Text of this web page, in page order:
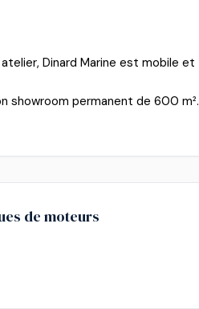
Dinard Marine est mobile et
showroom permanent de 600 m².
de moteurs